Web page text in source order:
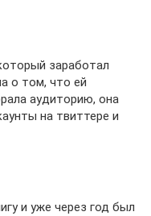
заработал
о том, что ей
аудиторию, она
на твиттере и
и уже через год был